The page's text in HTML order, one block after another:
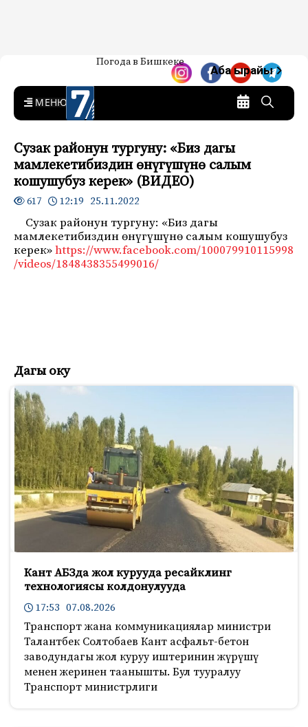
7-канал. Жаңылыктар —
Кыргызстан
Жаңылыктар — Кыргызстан
Погода в Бишкеке
Аба ырайы
MENU
Сузак районун тургуну: «Биз дагы
мамлекетибиздин өнүгүшүнө салым
кошушубуз керек» (ВИДЕО)
617 12:19 25.11.2022
Сузак районун тургуну: «Биз дагы
мамлекетибиздин өнүгүшүнө салым кошушубуз
керек»https://www.facebook.com/100079910115998
/videos/1848438355499016/
Дагы оку
Кант АБЗда жол курууда ресайклинг
технологиясы колдонулууда
17:53 07.08.2026
Транспорт жана коммуникациялар министри
Талантбек Солтобаев Кант асфальт-бетон
заводундагы жол куруу иштеринин жүрүшү
менен жеринен таанышты. Бул тууралуу
Транспорт министрлиги